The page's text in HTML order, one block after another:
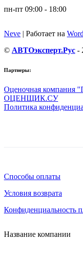
пн-пт 09:00 - 18:00
Neve | Работает на
© АВТОэксперт.Рус -
Партнеры:
Оценочная компания
ОЦЕНЩИК.СУ
Политика
Способы оплаты
Условия возврата
Конфиденциальность
Название компании